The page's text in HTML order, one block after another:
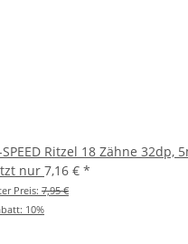
SPEED Ritzel 18 Zähne 32dp,
nur 7,16 € *
Preis: 7,95 €
10%